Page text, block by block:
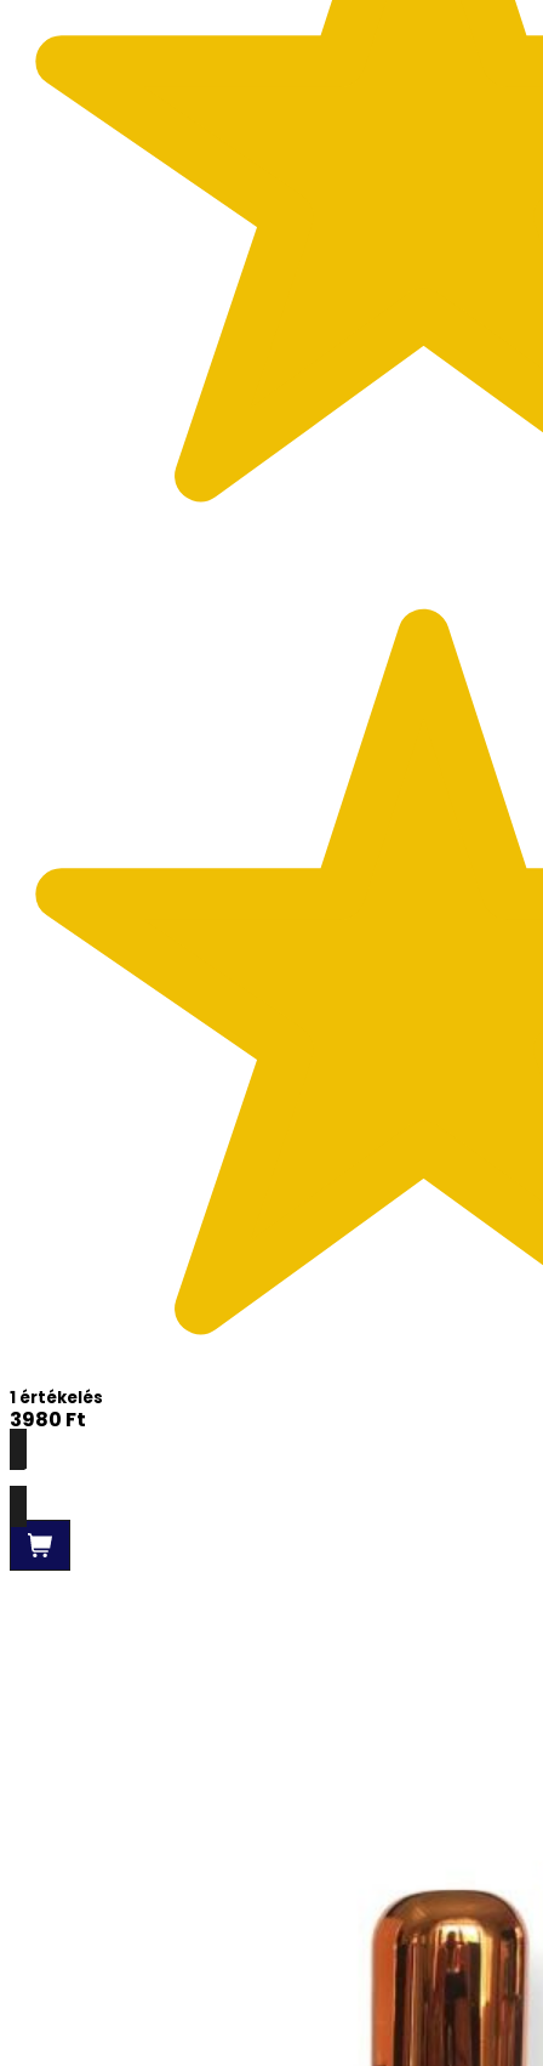
1 értékelés
3980 Ft
Részletek